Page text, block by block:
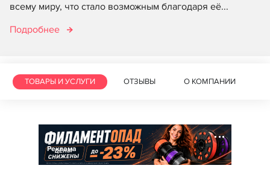
всему миру, что стало возможным благодаря её...
Подробнее
ТОВАРЫ И УСЛУГИ ОТЗЫВЫ О КОМПАНИИ
Реклама